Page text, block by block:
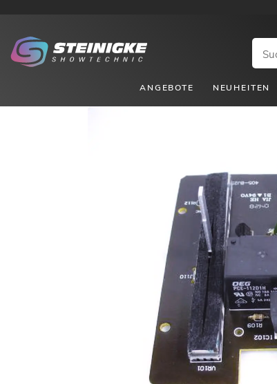
ANGEBOTE NEUHEITEN